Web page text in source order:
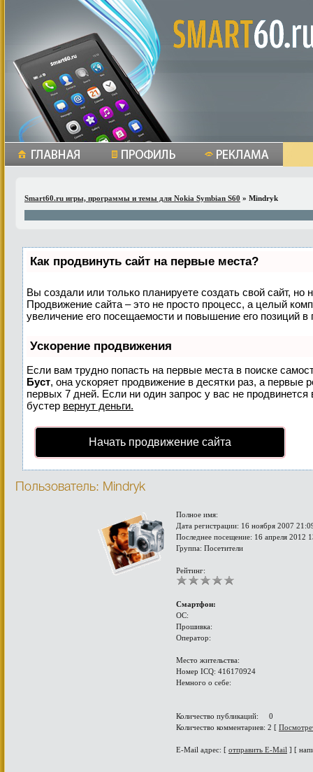
Smart60.ru игры, программы и темы для Nokia Symbian S60 » Mindryk
Как продвинуть сайт на первые места?
Вы создали или только планируете создать свой сайт, но
Продвижение сайта – это не просто процесс, а целый
увеличение его посещаемости и повышение его позиций в
Ускорение продвижения
Если вам трудно попасть на первые места в поиске
Буст, она ускоряет продвижение в десятки раз, а первые
первых 7 дней. Если ни один запрос у вас не
бустер вернут деньги.
Начать продвижение сайта
Пользователь: Mindryk
Полное имя:
Дата регистрации: 16 ноября 2007
Последнее посещение: 16 апреля 2012
Группа: Посетители
Рейтинг:
Смартфон:
ОС:
Прошивка:
Оператор:
Место жительства:
Номер ICQ: 416170924
Немного о себе:
Количество публикаций: 0
Количество комментариев: 2 [
E-Mail адрес: [ отправить E-Mail ] [